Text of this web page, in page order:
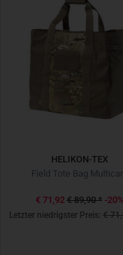
HELIKON-TEX
Field Tote Bag
€ 71,92 € 89,90* -20%
Letzter niedrigster Preis: €